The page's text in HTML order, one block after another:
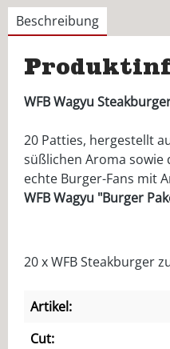
Beschreibung
WFB Wagyu
20 Patties, hergestellt
süßlichen Aroma sowie
echte Burger-Fans mit
WFB Wagyu "Burger
20 x WFB Steakburger
Artikel:
Cut: